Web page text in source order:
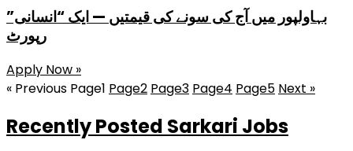
بہاولپور میں آج کی سونے کی قیمتیں — ایک “انسانی”
رپورٹ
Apply Now »
« Previous Page1 Page2 Page3 Page4 Page5 Next »
Recently Posted Sarkari Jobs